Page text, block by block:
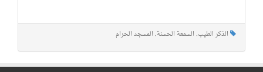
الذكر الطيب, السمعة الحسنة, المسجد الحرام